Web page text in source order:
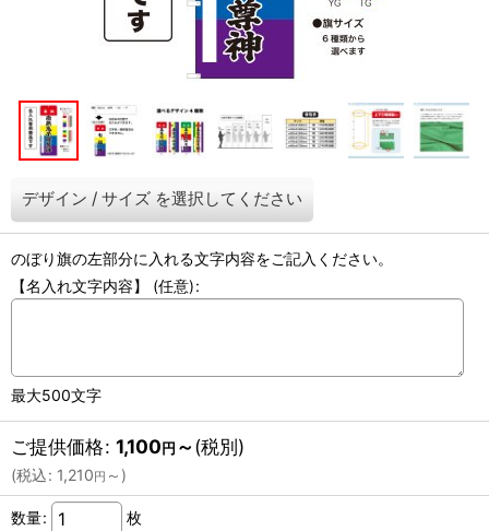
デザイン / サイズ を選択してください
のぼり旗の左部分に入れる文字内容をご記入ください。
【名入れ文字内容】 (任意):
最大500文字
ご提供価格: 1,100円 ～(税別)
(税込: 1,210 円 ～ )
数量: 枚